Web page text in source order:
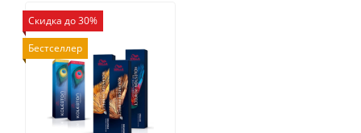
Скидка до 30%
Бестселлер